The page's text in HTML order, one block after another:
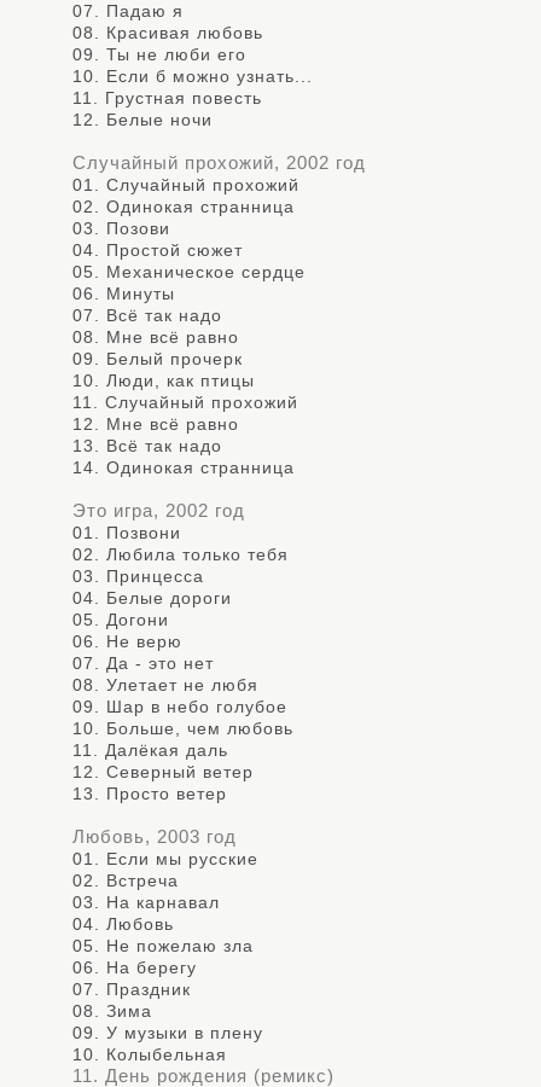
07. Падаю я
08. Красивая любовь
09. Ты не люби его
10. Если б можно узнать...
11. Грустная повесть
12. Белые ночи
Случайный прохожий, 2002 год
01. Случайный прохожий
02. Одинокая странница
03. Позови
04. Простой сюжет
05. Механическое сердце
06. Минуты
07. Всё так надо
08. Мне всё равно
09. Белый прочерк
10. Люди, как птицы
11. Случайный прохожий
12. Мне всё равно
13. Всё так надо
14. Одинокая странница
Это игра, 2002 год
01. Позвони
02. Любила только тебя
03. Принцесса
04. Белые дороги
05. Догони
06. Не верю
07. Да - это нет
08. Улетает не любя
09. Шар в небо голубое
10. Больше, чем любовь
11. Далёкая даль
12. Северный ветер
13. Просто ветер
Любовь, 2003 год
01. Если мы русские
02. Встреча
03. На карнавал
04. Любовь
05. Не пожелаю зла
06. На берегу
07. Праздник
08. Зима
09. У музыки в плену
10. Колыбельная
11. День рождения (ремикс)